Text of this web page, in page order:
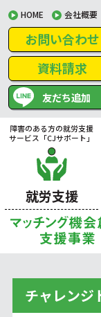
HOME 会社概要
お問い合わせ
資料請求
友だち追加
障害のある方の就労支援
サービス「CJサポート」
就労支援
チャレンジ